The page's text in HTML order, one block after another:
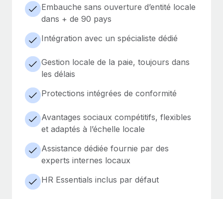
Embauche sans ouverture d’entité locale
dans + de 90 pays
Intégration avec un spécialiste dédié
Gestion locale de la paie, toujours dans
les délais
Protections intégrées de conformité
Avantages sociaux compétitifs, flexibles
et adaptés à l’échelle locale
Assistance dédiée fournie par des
experts internes locaux
HR Essentials inclus par défaut